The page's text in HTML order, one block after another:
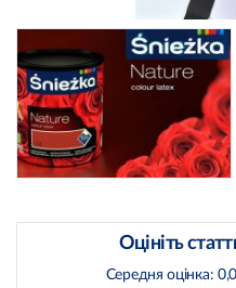
Оцініть
Середня оцінка: 0,0